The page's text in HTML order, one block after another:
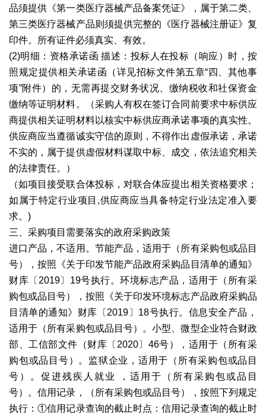
品须提供《第一类医疗器械产品备案凭证》，属于第二类、
第三类医疗器械产品则须提供完整的《医疗器械注册证》复
印件。所有证件必须真实、有效。
(2)明细：资格承诺函 描述：投标人在投标（响应）时，按
照规定提供相关承诺函（详见招标文件第五章“四、其他事
项”附件）的，无需再提交财务状况、缴纳税收和社保资金
缴纳等证明材料。（采购人有权在签订合同前要求中标供应
商提供相关证明材料以核实中标供应商承诺事项的真实性。
供应商应当遵循诚实守信的原则，不得作出虚假承诺，承诺
不实的，属于提供虚假材料谋取中标、成交，依法追究相关
的法律责任。）
（如项目接受联合体投标，对联合体应提出相关资格要求；
如属于特定行业项目,供应商应当具备特定行业法定准入要
求。)
三、采购项目需要落实的政府采购政策
进口产品，不适用。节能产品，适用于（所有采购包或品目
号），按照《关于印发节能产品政府采购品目清单的通知》
财库〔2019〕19号执行。环境标志产品，适用于（所有采
购包或品目号），按照《关于印发环境标志产品政府采购品
目清单的通知》财库〔2019〕18号执行。信息安全产品，
适用于（所有采购包或品目号）。小型、微型企业符合财政
部、工信部文件（财库〔2020〕46号），适用于（所有采
购包或品目号）。监狱企业，适用于（所有采购包或品目
号）。促进残疾人就业 ，适用于（所有采购包或品目
号）。信用记录，（所有采购包或品目号），按照下列规定
执行：①信用记录查询的截止时点：信用记录查询的截止时